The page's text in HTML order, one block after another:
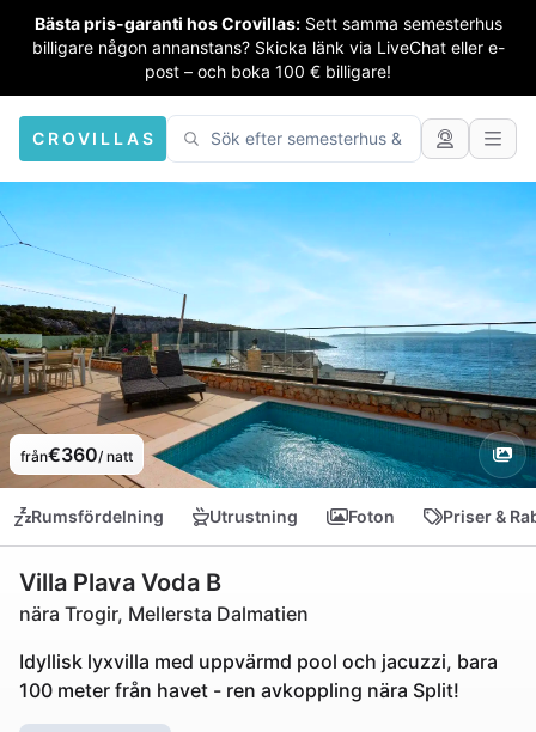
Bästa pris-garanti hos Crovillas: Sett samma semesterhus
billigare någon annanstans? Skicka länk via LiveChat eller e-
post – och boka 100 € billigare!
CROVILLAS
från€360/ natt
Rumsfördelning Utrustning Foton Priser &
Villa Plava Voda B
nära Trogir, Mellersta Dalmatien
Idyllisk lyxvilla med uppvärmd pool och jacuzzi, bara
100 meter från havet - ren avkoppling nära Split!